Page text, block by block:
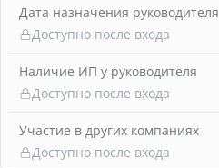
Дата назначения руководителя
Доступно после входа
Наличие ИП у руководителя
Доступно после входа
Участие в других компаниях
Доступно после входа